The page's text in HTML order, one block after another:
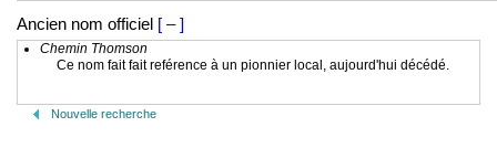
Ancien nom officiel [ – ]
Chemin Thomson
Ce nom fait fait reférence à un pionnier local, aujourd'hui décédé.
Nouvelle recherche